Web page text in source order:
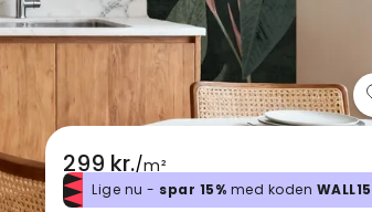
299 kr./m²
Lige nu - spar 15% med koden WALL15